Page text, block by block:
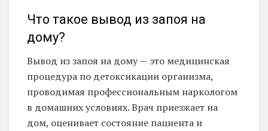
Что такое вывод из запоя на
дому?
Вывод из запоя на дому — это медицинская
процедура по детоксикации организма,
проводимая профессиональным наркологом
в домашних условиях. Врач приезжает на
дом, оценивает состояние пациента и